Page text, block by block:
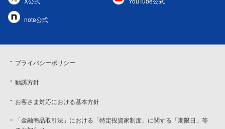
note公式
プライバシーポリシー
勧誘方針
お客さま対応における基本方針
「金融商品取引法」における「特定投資家制度」に関する「期限日」等